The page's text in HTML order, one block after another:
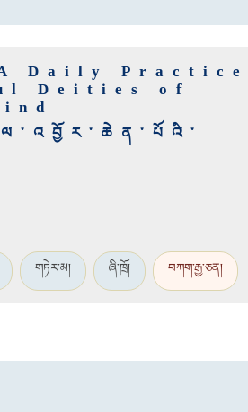
Daily Practice
Deities of
གཏེར་མ། ཞི་ཁྲོ། བཀག་རྒྱ་ཅན།